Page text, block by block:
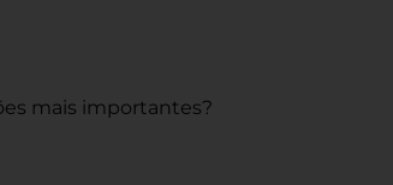
mais importantes?